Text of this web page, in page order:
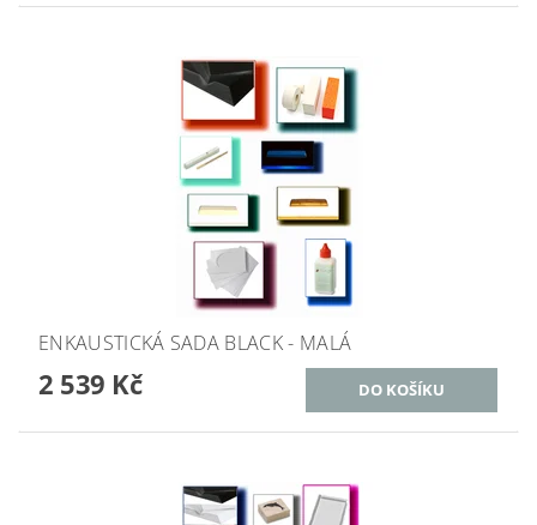
ENKAUSTICKÁ SADA BLACK - MALÁ
2 539 Kč